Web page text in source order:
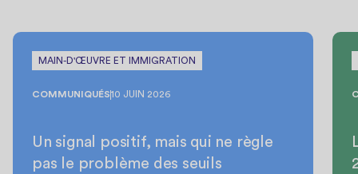
MAIN-D'ŒUVRE ET IMMIGRATION
COMMUNIQUÉS10 JUIN 2026
Un signal positif, mais qui ne règle
pas le problème des seuils